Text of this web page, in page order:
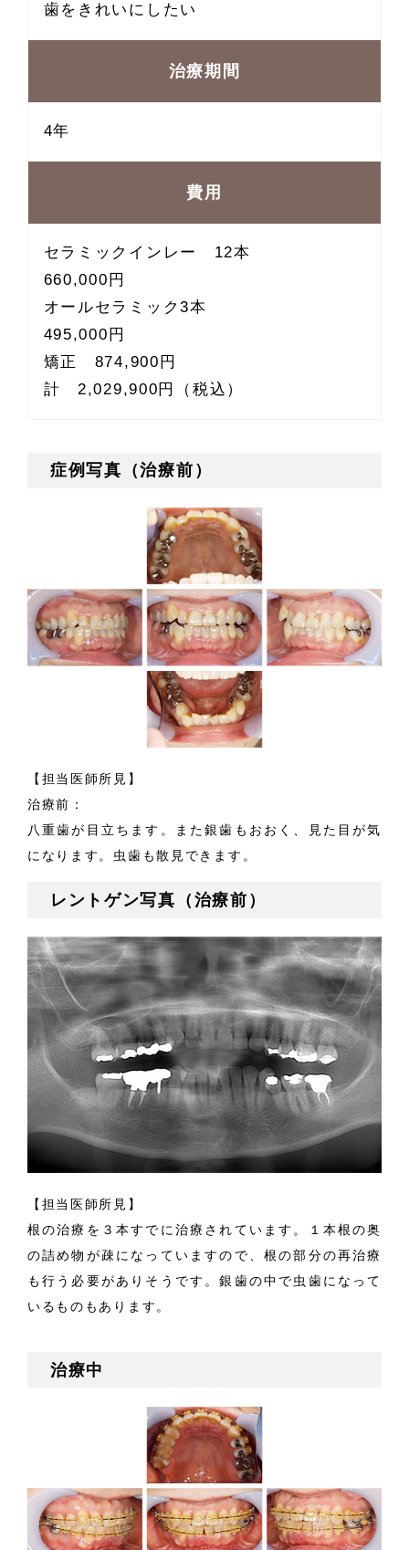
歯をきれいにしたい
治療期間
4年
費用
セラミックインレー 12本
660,000円
オールセラミック3本
495,000円
矯正 874,900円
計 2,029,900円（税込）
症例写真（治療前）
【担当医師所見】
治療前：
八重歯が目立ちます。また銀歯もおおく、見た目が気
になります。虫歯も散見できます。
レントゲン写真（治療前）
【担当医師所見】
根の治療を３本すでに治療されています。１本根の奥
の詰め物が疎になっていますので、根の部分の再治療
も行う必要がありそうです。銀歯の中で虫歯になって
いるものもあります。
治療中